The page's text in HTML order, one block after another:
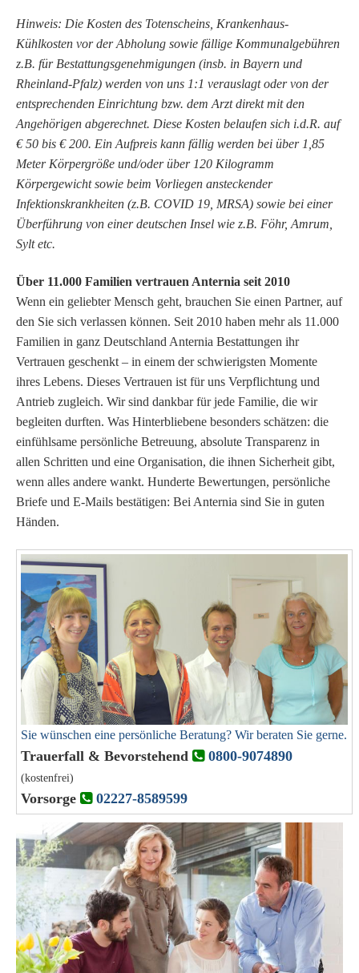
Hinweis: Die Kosten des Totenscheins, Krankenhaus-
Kühlkosten vor der Abholung sowie fällige Kommunalgebühren
z.B. für Bestattungsgenehmigungen (insb. in Bayern und
Rheinland-Pfalz) werden von uns 1:1 verauslagt oder von der
entsprechenden Einrichtung bzw. dem Arzt direkt mit den
Angehörigen abgerechnet. Diese Kosten belaufen sich i.d.R. auf
€ 50 bis € 200. Ein Aufpreis kann fällig werden bei über 1,85
Meter Körpergröße und/oder über 120 Kilogramm
Körpergewicht sowie beim Vorliegen ansteckender
Infektionskrankheiten (z.B. COVID 19, MRSA) sowie bei einer
Überführung von einer deutschen Insel wie z.B. Föhr, Amrum,
Sylt etc.
Über 11.000 Familien vertrauen Anternia seit 2010
Wenn ein geliebter Mensch geht, brauchen Sie einen Partner, auf
den Sie sich verlassen können. Seit 2010 haben mehr als 11.000
Familien in ganz Deutschland Anternia Bestattungen ihr
Vertrauen geschenkt – in einem der schwierigsten Momente
ihres Lebens. Dieses Vertrauen ist für uns Verpflichtung und
Antrieb zugleich. Wir sind dankbar für jede Familie, die wir
begleiten durften. Was Hinterbliebene besonders schätzen: die
einfühlsame persönliche Betreuung, absolute Transparenz in
allen Schritten und eine Organisation, die ihnen Sicherheit gibt,
wenn alles andere wankt. Hunderte Bewertungen, persönliche
Briefe und E-Mails bestätigen: Bei Anternia sind Sie in guten
Händen.
Sie wünschen eine persönliche Beratung? Wir beraten Sie gerne.
Trauerfall & Bevorstehend 0800-9074890
(kostenfrei)
Vorsorge 02227-8589599